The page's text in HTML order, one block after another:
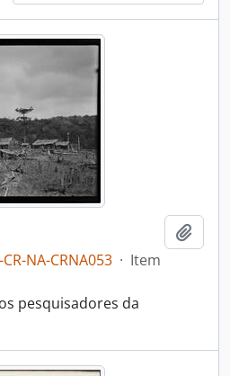
CR-NA-CRNA053 · Item
pesquisadores da